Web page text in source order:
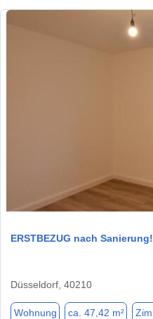
ERSTBEZUG nach
Düsseldorf, 40210
Wohnung ca. 47,42 m²